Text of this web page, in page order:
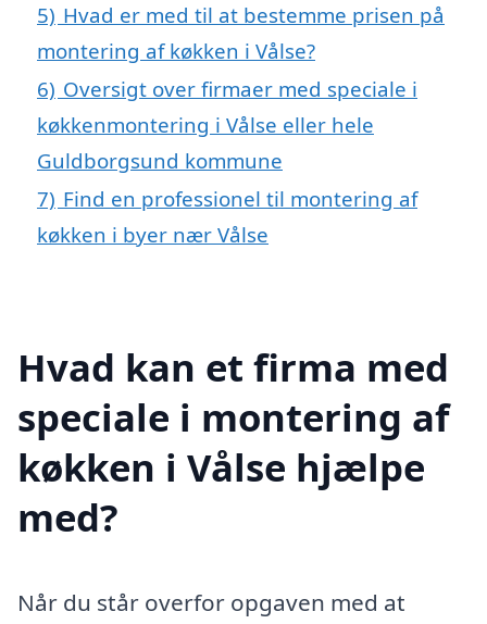
5) Hvad er med til at bestemme prisen på
montering af køkken i Vålse?
6) Oversigt over firmaer med speciale i
køkkenmontering i Vålse eller hele
Guldborgsund kommune
7) Find en professionel til montering af
køkken i byer nær Vålse
Hvad kan et firma med
speciale i montering af
køkken i Vålse hjælpe
med?
Når du står overfor opgaven med at